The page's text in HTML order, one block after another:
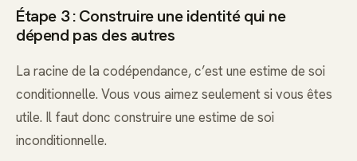
Étape 3 : Construire une identité qui ne
dépend pas des autres
La racine de la codépendance, c’est une estime de soi
conditionnelle. Vous vous aimez seulement si vous êtes
utile. Il faut donc construire une estime de soi
inconditionnelle.